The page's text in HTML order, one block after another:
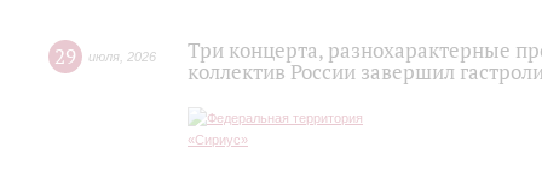
29 июля 2026
Три концерта, разнохарактерные
коллектив России завершил